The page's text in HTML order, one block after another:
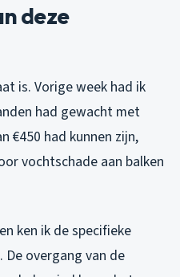
deze
is. Vorige week had ik
had gewacht met
€450 had kunnen zijn,
vochtschade aan balken
ken ik de specifieke
overgang van de